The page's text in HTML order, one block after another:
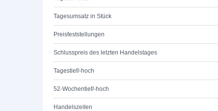
Tagesumsatz in Stück
Preisfeststellungen
Schlusspreis des letzten Handelstages
Tagestief/-hoch
52-Wochentief/-hoch
Handelszeiten